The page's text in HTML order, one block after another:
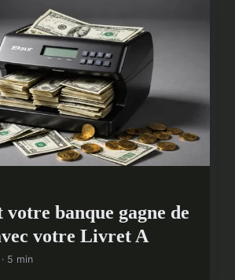
votre banque gagne de
votre Livret A
5 min